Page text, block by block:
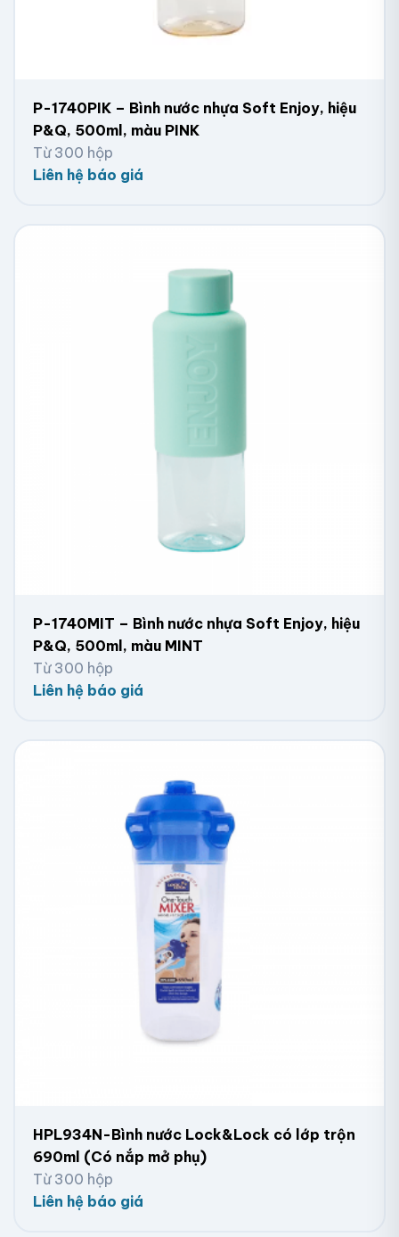
P-1740PIK – Bình nước nhựa Soft Enjoy, hiệu
P&Q, 500ml, màu PINK
Từ 300 hộp
Liên hệ báo giá
P-1740MIT – Bình nước nhựa Soft Enjoy, hiệu
P&Q, 500ml, màu MINT
Từ 300 hộp
Liên hệ báo giá
HPL934N-Bình nước Lock&Lock có lớp trộn
690ml (Có nắp mở phụ)
Từ 300 hộp
Liên hệ báo giá